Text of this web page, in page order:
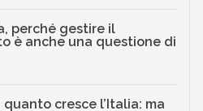
perché gestire il
è anche una questione di
cresce l’Italia: ma